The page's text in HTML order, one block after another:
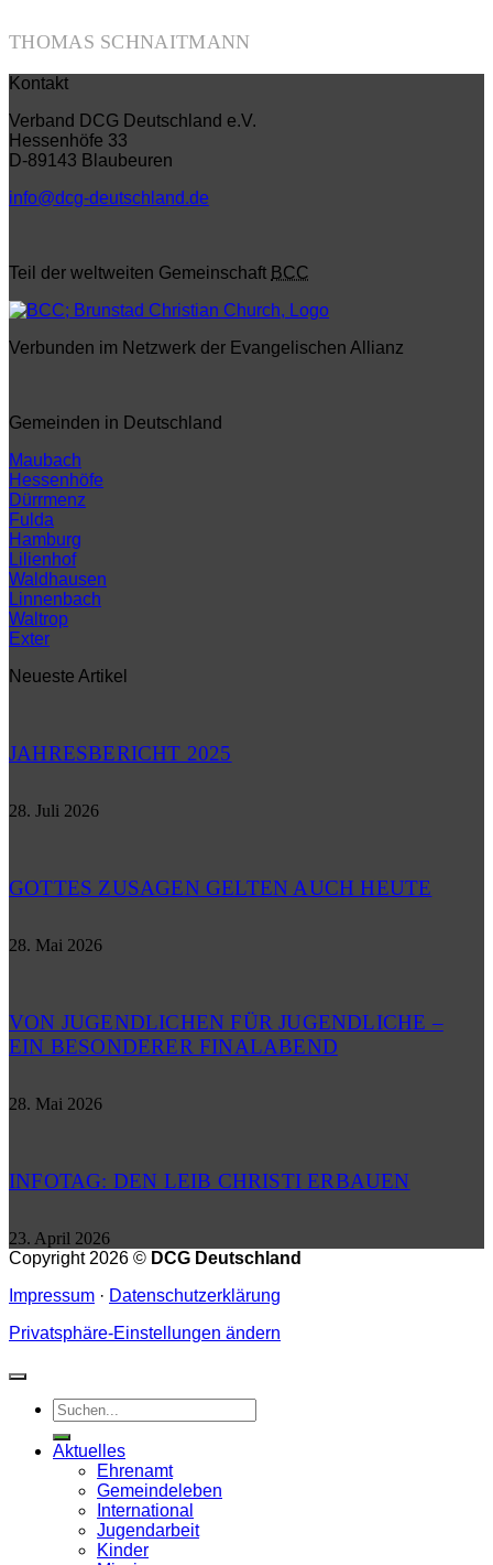
THOMAS SCHNAITMANN
Kontakt
Verband DCG Deutschland e.V.
Hessenhöfe 33
D-89143 Blaubeuren
info@dcg-deutschland.de
Teil der weltweiten Gemeinschaft BCC
Verbunden im Netzwerk der Evangelischen Allianz
Gemeinden in Deutschland
Maubach
Hessenhöfe
Dürrmenz
Fulda
Hamburg
Lilienhof
Waldhausen
Linnenbach
Waltrop
Exter
Neueste Artikel
JAHRESBERICHT 2025
28. Juli 2026
GOTTES ZUSAGEN GELTEN AUCH HEUTE
28. Mai 2026
VON JUGENDLICHEN FÜR JUGENDLICHE –
EIN BESONDERER FINALABEND
28. Mai 2026
INFOTAG: DEN LEIB CHRISTI ERBAUEN
23. April 2026
Copyright 2026 © DCG Deutschland
Impressum · Datenschutzerklärung
Privatsphäre-Einstellungen ändern
Aktuelles
Ehrenamt
Gemeindeleben
International
Jugendarbeit
Kinder